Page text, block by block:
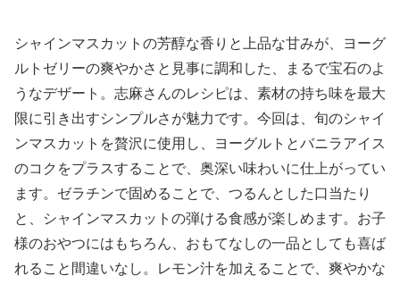
シャインマスカットの芳醇な香りと上品な甘みが、ヨーグ
ルトゼリーの爽やかさと見事に調和した、まるで宝石のよ
うなデザート。志麻さんのレシピは、素材の持ち味を最大
限に引き出すシンプルさが魅力です。今回は、旬のシャイ
ンマスカットを贅沢に使用し、ヨーグルトとバニラアイス
のコクをプラスすることで、奥深い味わいに仕上がってい
ます。ゼラチンで固めることで、つるんとした口当たり
と、シャインマスカットの弾ける食感が楽しめます。お子
様のおやつにはもちろん、おもてなしの一品としても喜ば
れること間違いなし。レモン汁を加えることで、爽やかな